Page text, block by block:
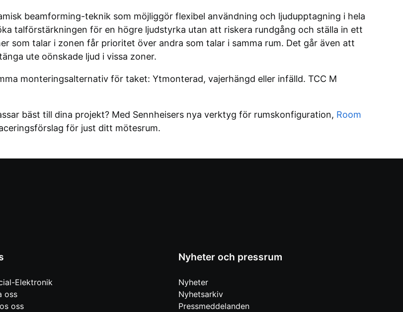
beamforming-teknik som möjliggör flexibel användning och ljudupptagning i hela
talförstärkningen för en högre ljudstyrka utan att riskera rundgång och ställa in ett
som talar i zonen får prioritet över andra som talar i samma rum. Det går även att
ute oönskade ljud i vissa zoner.
monteringsalternativ för taket: Ytmonterad, vajerhängd eller infälld. TCC M
bäst till dina projekt? Med Sennheisers nya verktyg för rumskonfiguration, Room
för just ditt mötesrum.
Elektronik
oss
oss
Nyheter och pressrum
Nyheter
Nyhetsarkiv
Pressmeddelanden